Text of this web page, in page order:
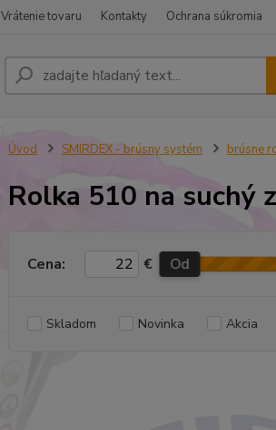
Vrátenie tovaru Kontakty Ochrana súkromia
Úvod SMIRDEX - brúsny systém brúsne
Rolka 510 na suchý
Cena: € Od
Skladom Novinka Akcia